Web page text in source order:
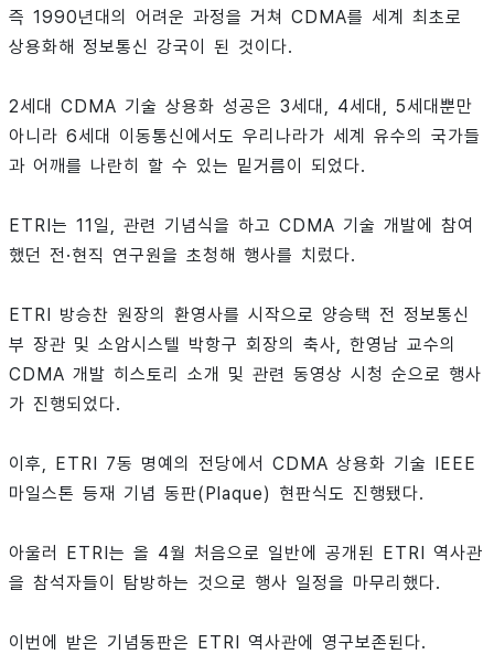
즉 1990년대의 어려운 과정을 거쳐 CDMA를 세계 최초로
상용화해 정보통신 강국이 된 것이다.
2세대 CDMA 기술 상용화 성공은 3세대, 4세대, 5세대뿐만
아니라 6세대 이동통신에서도 우리나라가 세계 유수의 국가들
과 어깨를 나란히 할 수 있는 밑거름이 되었다.
ETRI는 11일, 관련 기념식을 하고 CDMA 기술 개발에 참여
했던 전·현직 연구원을 초청해 행사를 치렀다.
ETRI 방승찬 원장의 환영사를 시작으로 양승택 전 정보통신
부 장관 및 소암시스텔 박항구 회장의 축사, 한영남 교수의
CDMA 개발 히스토리 소개 및 관련 동영상 시청 순으로 행사
가 진행되었다.
이후, ETRI 7동 명예의 전당에서 CDMA 상용화 기술 IEEE
마일스톤 등재 기념 동판(Plaque) 현판식도 진행됐다.
아울러 ETRI는 올 4월 처음으로 일반에 공개된 ETRI 역사관
을 참석자들이 탐방하는 것으로 행사 일정을 마무리했다.
이번에 받은 기념동판은 ETRI 역사관에 영구보존된다.